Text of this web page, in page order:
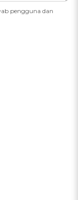
pengguna dan